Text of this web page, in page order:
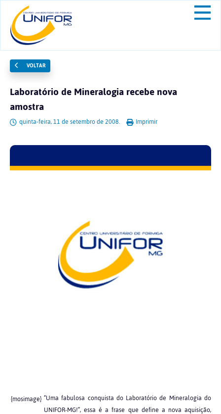
VOLTAR
Laboratório de Mineralogia recebe nova
amostra
quinta-feira, 11 de setembro de 2008. Imprimir
{mosimage} “Uma fabulosa conquista do Laboratório de Mineralogia do
UNIFOR-MG!”, essa é a frase que define a nova aquisição,